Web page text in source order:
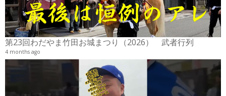
第23回わだやま竹田お城まつり（2026） 武者行列
4 months ago